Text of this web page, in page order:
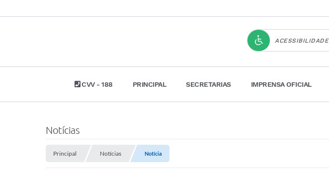
ACESSIBILIDADE
CVV - 188 PRINCIPAL SECRETARIAS IMPRENSA OFICIAL
Notícias
Principal Notícias Notícia